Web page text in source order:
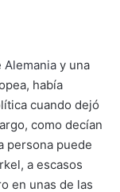
Alemania y una
había
cuando dejó
como decían
persona puede
a escasos
en unas de las